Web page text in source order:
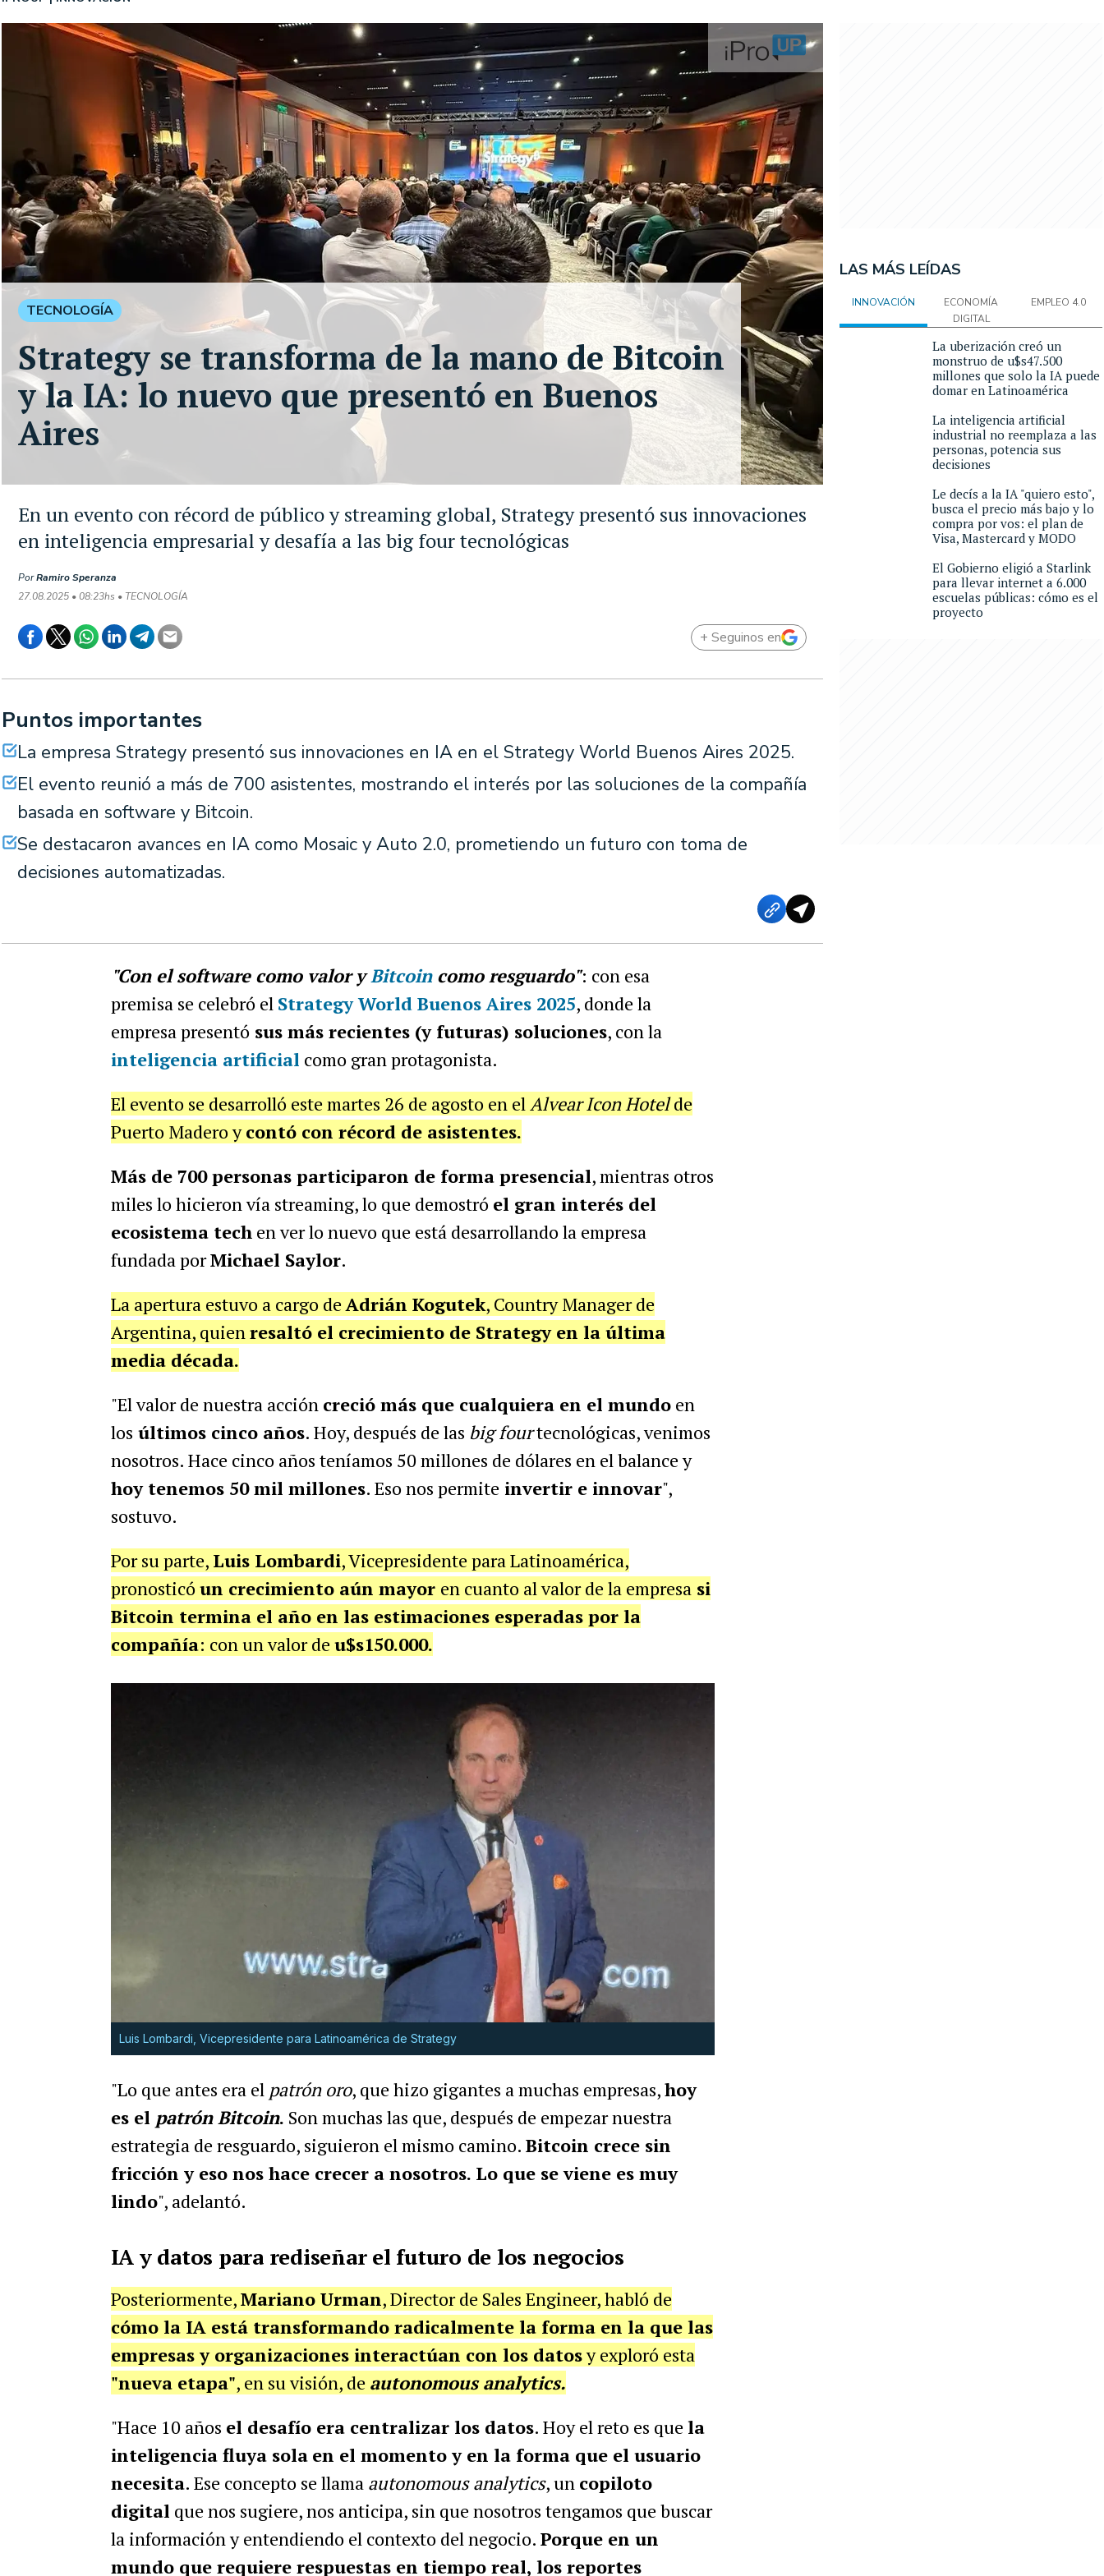
En un evento con récord de público y streaming global, Strategy presentó sus innovaciones
en inteligencia empresarial y desafía a las big four tecnológicas
PorRamiro Speranza
27.08.2025 • 08:23hs • TECNOLOGÍA
TECNOLOGÍA
Strategy se transforma de la mano de Bitcoin
y la IA: lo nuevo que presentó en Buenos
Aires
+ Seguinos en
Puntos importantes
La empresa Strategy presentó sus innovaciones en IA en el Strategy World Buenos Aires 2025.
El evento reunió a más de 700 asistentes, mostrando el interés por las soluciones de la compañía
basada en software y Bitcoin.
Se destacaron avances en IA como Mosaic y Auto 2.0, prometiendo un futuro con toma de
decisiones automatizadas.
"Con el software como valor yBitcoincomo resguardo": con esa
premisa se celebró el Strategy World Buenos Aires 2025, donde la
empresa presentó sus más recientes (y futuras) soluciones, con la
inteligencia artificial como gran protagonista.
El evento se desarrolló este martes 26 de agosto en elAlvear Icon Hotelde
Puerto Madero ycontó con récord de asistentes.
Más de 700 personas participaron de forma presencial, mientras otros
miles lo hicieron vía streaming, lo que demostró el gran interés del
ecosistema techen ver lo nuevo que está desarrollando la empresa
fundada porMichael Saylor.
La apertura estuvo a cargo deAdrián Kogutek, Country Manager de
Argentina, quienresaltó el crecimiento de Strategy en la última
media década.
"El valor de nuestra acción creció más que cualquiera en el mundoen
los últimos cinco años. Hoy, después de las big fourtecnológicas, venimos
nosotros. Hace cinco años teníamos 50 millones de dólares en el balance y
hoy tenemos 50 mil millones. Eso nos permite invertir e innovar",
sostuvo.
Por su parte, Luis Lombardi, Vicepresidente para Latinoamérica,
pronosticó un crecimiento aún mayor en cuanto al valor de la empresasi
Bitcoin termina el año en las estimaciones esperadas por la
compañía: con un valor de u$s150.000.
Luis Lombardi, Vicepresidente para Latinoamérica de Strategy
"Lo que antes era el patrón oro, que hizo gigantes a muchas empresas,hoy
es el patrón Bitcoin. Son muchas las que, después de empezar nuestra
estrategia de resguardo, siguieron el mismo camino. Bitcoin crece sin
fricción y eso nos hace crecer a nosotros. Lo que se viene es muy
lindo", adelantó.
IA y datos para rediseñar el futuro de los negocios
Posteriormente,Mariano Urman, Director de Sales Engineer, habló de
cómo la IA está transformando radicalmente la forma en la que las
empresas y organizaciones interactúan con los datosy exploró esta
"nueva etapa", en su visión, de autonomous analytics.
"Hace 10 años el desafío era centralizar los datos. Hoy el reto es que la
inteligencia fluya sola en el momento y en la forma que el usuario
necesita. Ese concepto se llama autonomous analytics, un copiloto
digital que nos sugiere, nos anticipa, sin que nosotros tengamos que buscar
la información y entendiendo el contexto del negocio. Porque en un
mundo que requiere respuestas en tiempo real, los reportes
LAS MÁS LEÍDAS
INNOVACIÓN
ECONOMÍA
DIGITAL
EMPLEO 4.0
La uberización creó un
monstruo de u$s47.500
millones que solo la IA puede
domar en Latinoamérica
La inteligencia artificial
industrial no reemplaza a las
personas, potencia sus
decisiones
Le decís a la IA "quiero esto",
busca el precio más bajo y lo
compra por vos: el plan de
Visa, Mastercard y MODO
El Gobierno eligió a Starlink
para llevar internet a 6.000
escuelas públicas: cómo es el
proyecto